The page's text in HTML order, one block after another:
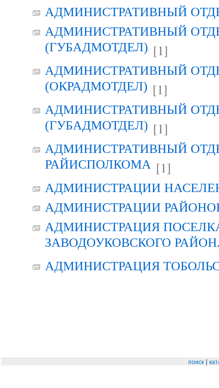
АДМИНИСТРАТИВНЫЙ
АДМИНИСТРАТИВНЫЙ
(ГУБАДМОТДЕЛ) [1]
АДМИНИСТРАТИВНЫЙ
(ОКРАДМОТДЕЛ) [1]
АДМИНИСТРАТИВНЫЙ
(ГУБАДМОТДЕЛ) [1]
АДМИНИСТРАТИВНЫЙ
РАЙИСПОЛКОМА [1]
АДМИНИСТРАЦИИ
АДМИНИСТРАЦИИ
АДМИНИСТРАЦИЯ
ЗАВОДОУКОВСКОГО
АДМИНИСТРАЦИЯ
поиск